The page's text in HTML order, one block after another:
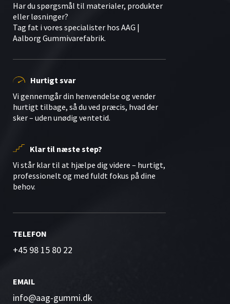
Har du spørgsmål til materialer, produkter
eller løsninger?
Tag fat i vores specialister hos AAG |
Aalborg Gummivarefabrik.
Hurtigt svar
Vi gennemgår din henvendelse og vender
hurtigt tilbage, så du ved præcis, hvad der
sker – uden unødig ventetid.
Klar til næste step?
Vi står klar til at hjælpe dig videre – hurtigt,
professionelt og med fuldt fokus på dine
behov.
TELEFON
+45 98 15 80 22
EMAIL
info@aag-gummi.dk